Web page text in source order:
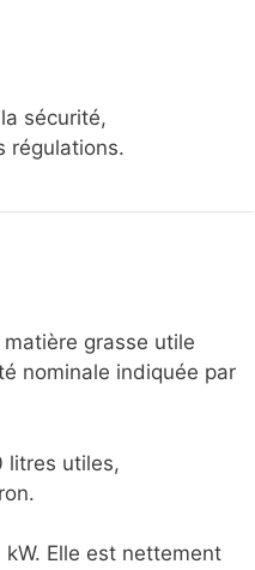
sécurité,
régulations.
grasse utile
nominale indiquée par
litres utiles,
Elle est nettement